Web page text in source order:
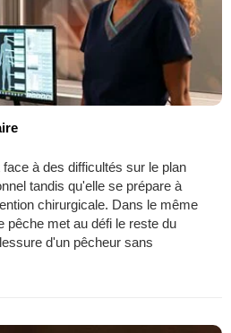
à des difficultés sur le plan
tandis qu'elle se prépare à
chirurgicale. Dans le même
pêche met au défi le reste du
d'un pêcheur sans